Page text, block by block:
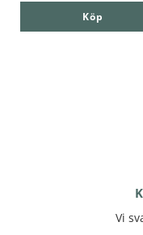
Köp
Vi